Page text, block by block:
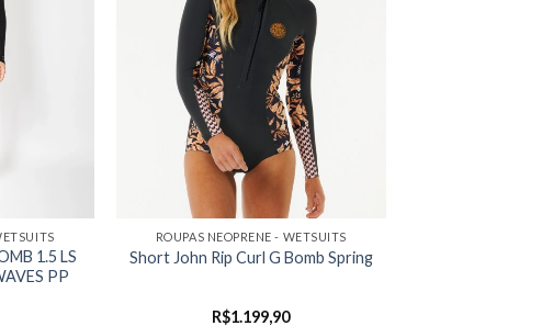
1.5 LS
PP
ROUPAS NEOPRENE - WETSUITS
Short John Rip Curl G Bomb Spring
R$1.199,90